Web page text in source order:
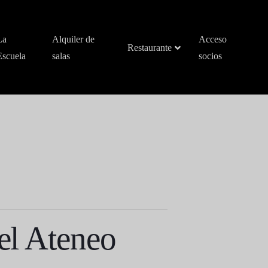
Alquiler de
salas
Restaurante
Acceso
socios
Ateneo